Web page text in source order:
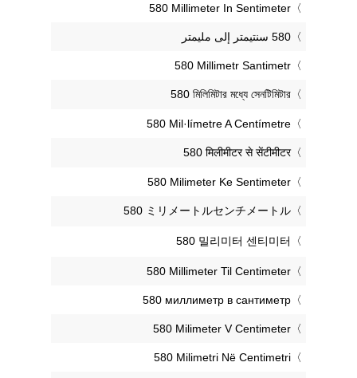
‎580 Millimeter In Sentimeter
‎580 Millimetr Santimetr
‎580 মিলিমিটার মধ্যে সেনটিমিটার
‎580 Mil·límetre A Centímetre
‎580 मिलीमीटर से सेंटीमीटर
‎580 Milimeter Ke Sentimeter
‎580 ミリメートルセンチメートル
‎580 밀리미터 센티미터
‎580 Millimeter Til Centimeter
‎580 миллиметр в сантиметр
‎580 Milimeter V Centimeter
‎580 Milimetri Në Centimetri